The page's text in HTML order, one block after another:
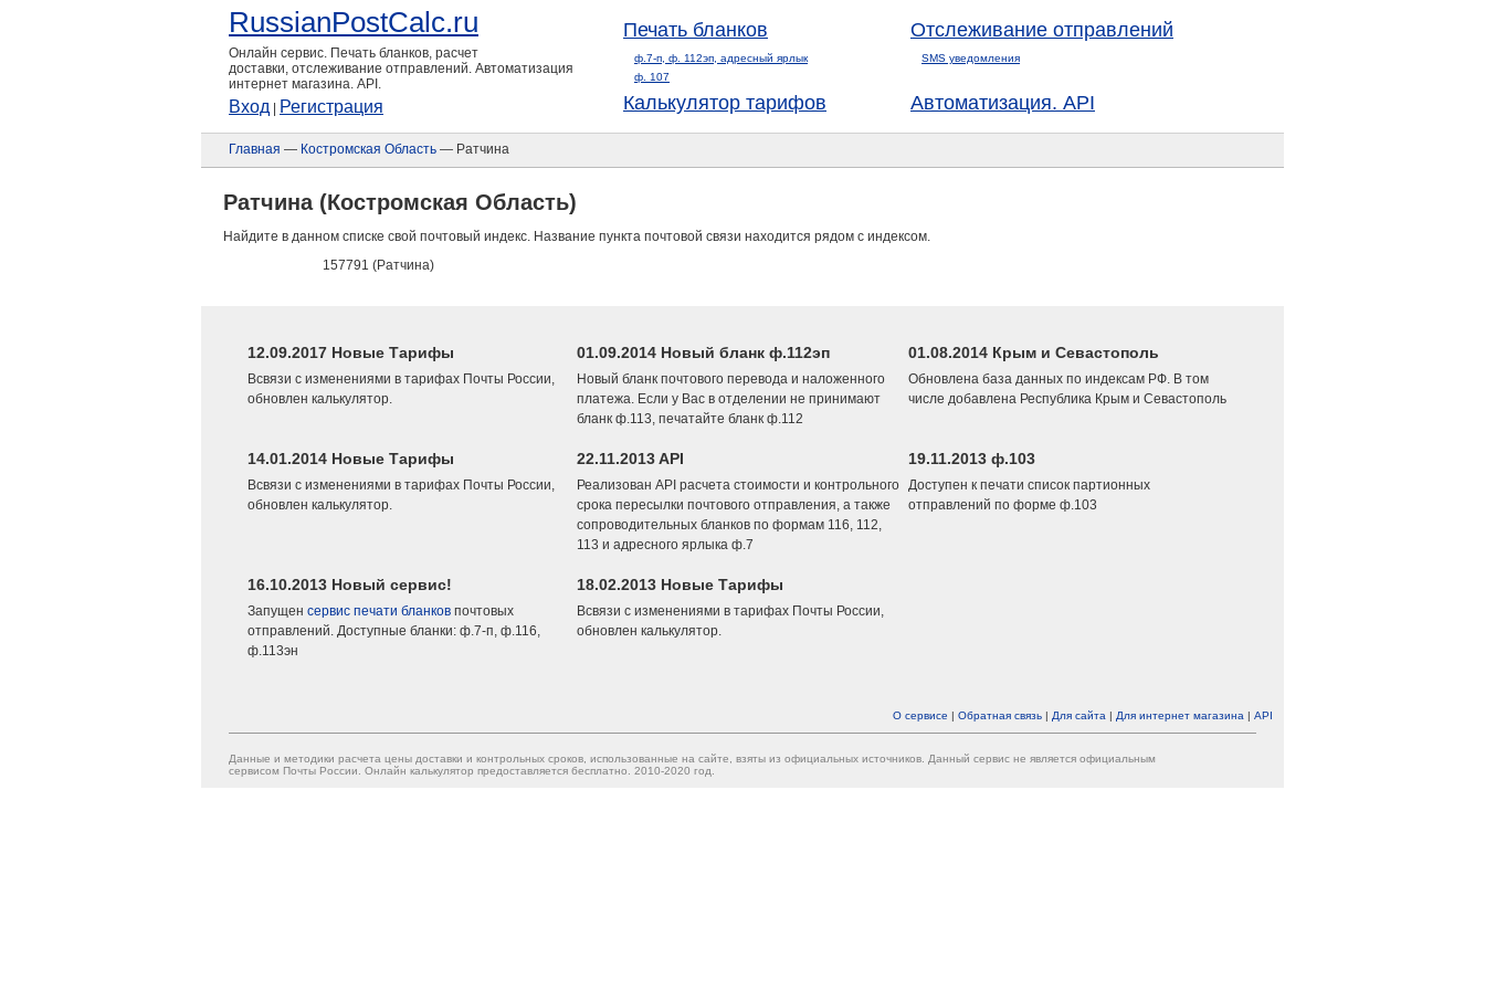
RussianPostCalc.ru
Онлайн сервис. Печать бланков, расчет
доставки, отслеживание отправлений. Автоматизация
интернет магазина. API.
Вход Регистрация
Печать бланков
ф.7-п, ф. 112эп, адресный ярлык
ф. 107
Отслеживание отправлений
SMS уведомления
Калькулятор тарифов Автоматизация. API
Главная — Костромская Область — Ратчина
Ратчина (Костромская Область)
Найдите в данном списке свой почтовый индекс. Название пункта почтовой связи находится рядом с индексом.
157791 (Ратчина)
12.09.2017 Новые Тарифы
Всвязи с изменениями в тарифах Почты России,
обновлен калькулятор.
01.09.2014 Новый бланк ф.112эп
Новый бланк почтового перевода и наложенного
платежа. Если у Вас в отделении не принимают
бланк ф.113, печатайте бланк ф.112
01.08.2014 Крым и Севастополь
Обновлена база данных по индексам РФ. В том
числе добавлена Республика Крым и Севастополь
14.01.2014 Новые Тарифы
Всвязи с изменениями в тарифах Почты России,
обновлен калькулятор.
22.11.2013 API
Реализован API расчета стоимости и контрольного
срока пересылки почтового отправления, а также
сопроводительных бланков по формам 116, 112,
113 и адресного ярлыка ф.7
19.11.2013 ф.103
Доступен к печати список партионных
отправлений по форме ф.103
16.10.2013 Новый сервис!
Запущен сервис печати бланков почтовых
отправлений. Доступные бланки: ф.7-п, ф.116,
ф.113эн
18.02.2013 Новые Тарифы
Всвязи с изменениями в тарифах Почты России,
обновлен калькулятор.
О сервисе | Обратная связь | Для сайта | Для интернет магазина | API
Данные и методики расчета цены доставки и контрольных сроков, использованные на сайте, взяты из официальных источников. Данный сервис не является официальным
сервисом Почты России. Онлайн калькулятор предоставляется бесплатно. 2010-2020 год.